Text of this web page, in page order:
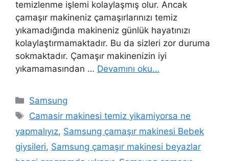
temizlenme işlemi kolaylaşmış olur. Ancak
çamaşır makineniz çamaşırlarınızı temiz
yıkamadığında makineniz günlük hayatınızı
kolaylaştırmamaktadır. Bu da sizleri zor duruma
sokmaktadır. Çamaşır makinenizin iyi
yıkamamasından … Devamını oku…
Kategoriler
Samsung
Etiketler
Camasir makinesi temiz yikamiyorsa ne
yapmalıyız, Samsung çamaşır makinesi Bebek
giysileri, Samsung çamaşır makinesi beyazlar